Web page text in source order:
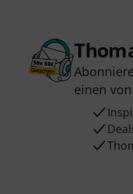
einen von